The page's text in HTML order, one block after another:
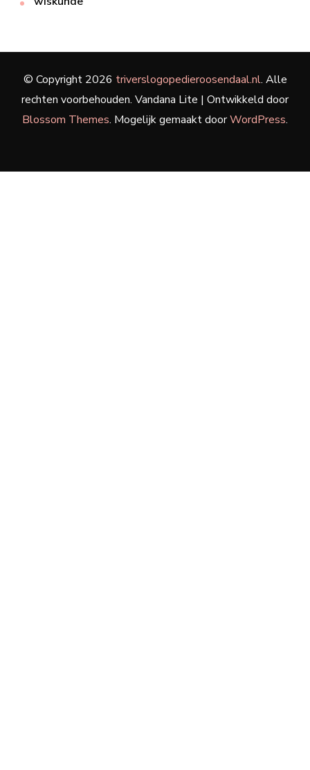
© Copyright 2026 triverslogopedieroosendaal.nl. Alle
rechten voorbehouden. Vandana Lite | Ontwikkeld door
Blossom Themes. Mogelijk gemaakt doorWordPress.